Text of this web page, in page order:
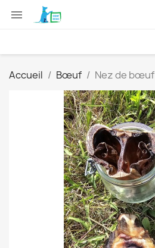

Accueil Bœuf Nez de bœuf